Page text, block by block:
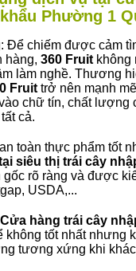
Phường 1
Để chiếm được cảm
hàng, 360 Fruit không
làm nghề. Thương
Fruit trở nên mạnh
chữ tín, chất lượng
cả.
toàn thực phẩm tốt
siêu thị trái cây
gốc rõ ràng và được
USDA,...
Cửa hàng trái cây
không tốt nhất nhưng
tương xứng khi